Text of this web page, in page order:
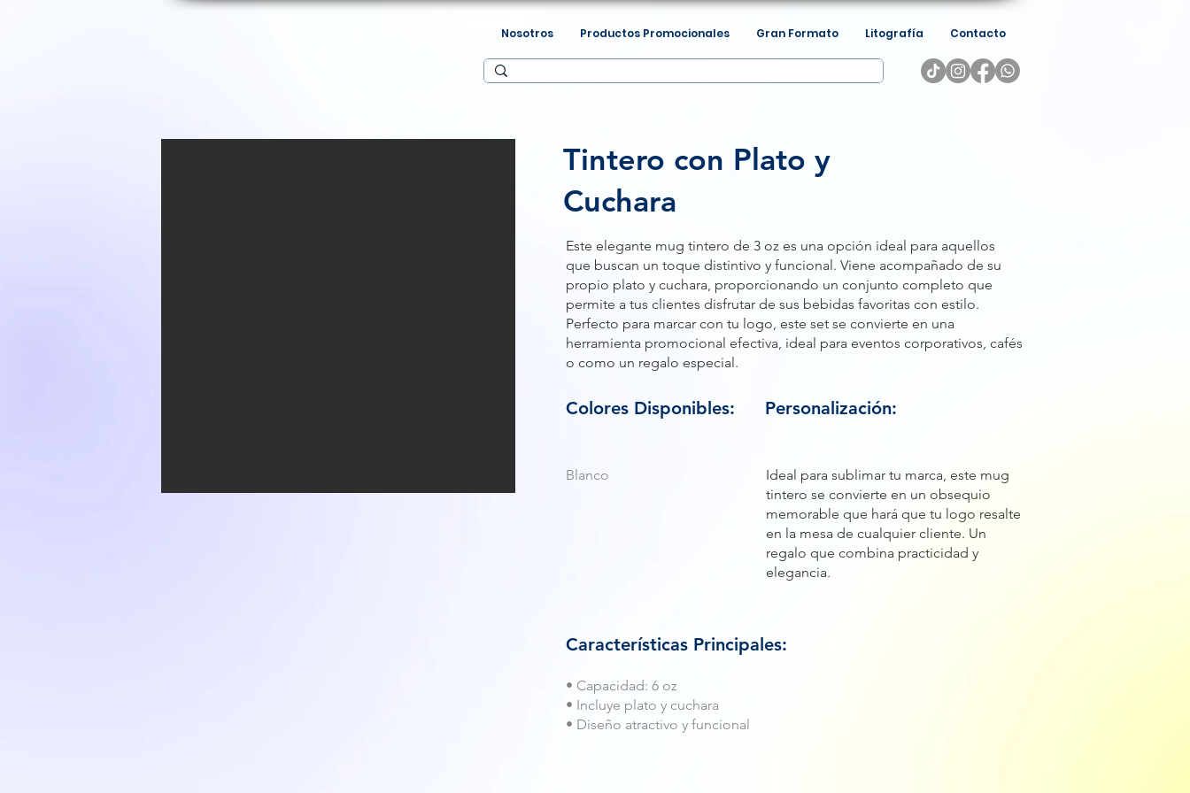
Nosotros Productos Promocionales Gran Formato Litografía Contacto
Tintero con Plato y
Cuchara
Este elegante mug tintero de 3 oz es una opción ideal para aquellos
que buscan un toque distintivo y funcional. Viene acompañado de su
propio plato y cuchara, proporcionando un conjunto completo que
permite a tus clientes disfrutar de sus bebidas favoritas con estilo.
Perfecto para marcar con tu logo, este set se convierte en una
herramienta promocional efectiva, ideal para eventos corporativos, cafés
o como un regalo especial.
Colores Disponibles: Personalización:
Blanco
Ideal para sublimar tu marca, este mug
tintero se convierte en un obsequio
memorable que hará que tu logo resalte
en la mesa de cualquier cliente. Un
regalo que combina practicidad y
elegancia.
Características Principales:
• Capacidad: 6 oz
• Incluye plato y cuchara
• Diseño atractivo y funcional